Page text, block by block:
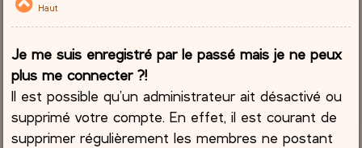
Haut
Je me suis enregistré par le passé mais je ne peux
plus me connecter ?!
Il est possible qu’un administrateur ait désactivé ou
supprimé votre compte. En effet, il est courant de
supprimer régulièrement les membres ne postant